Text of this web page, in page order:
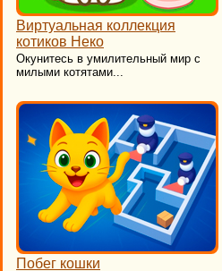
Виртуальная коллекция
котиков Неко
​Окунитесь в умилительный мир с
милыми котятами...
Побег кошки